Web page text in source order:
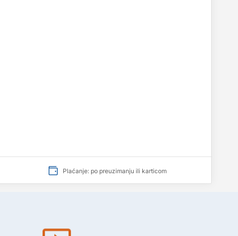
Plaćanje: po preuzimanju ili karticom